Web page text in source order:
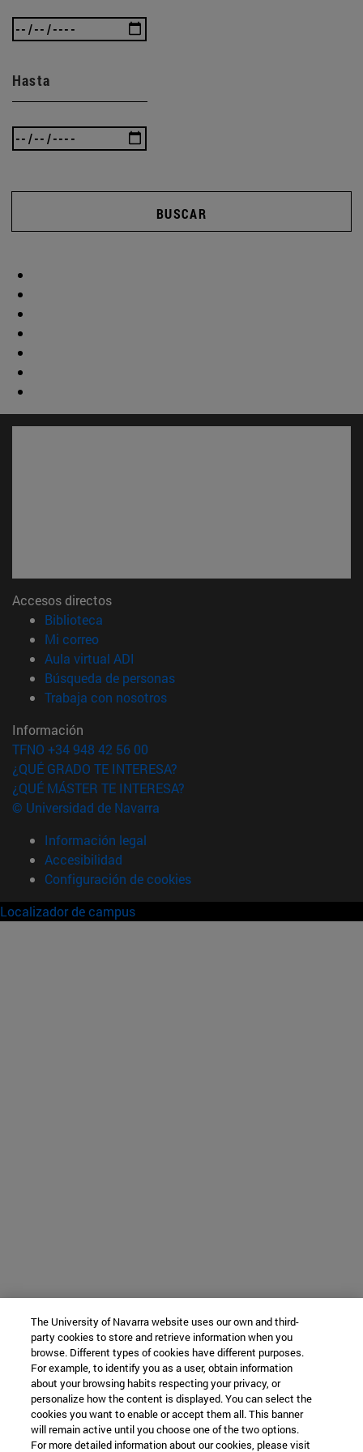
Hasta
BUSCAR
Accesos directos
Biblioteca
Mi correo(abre en nueva ventana)
Aula virtual ADI
Búsqueda de personas(abre en nueva ventana)
Trabaja con nosotros(abre en nueva ventana)
Información
TFNO +34 948 42 56 00
¿QUÉ GRADO TE INTERESA?
¿QUÉ MÁSTER TE INTERESA?
© Universidad de Navarra
Información legal
Accesibilidad
Configuración de cookies
Localizador de campus
The University of Navarra website uses our own and third-
party cookies to store and retrieve information when you
browse. Different types of cookies have different purposes.
For example, to identify you as a user, obtain information
about your browsing habits respecting your privacy, or
personalize how the content is displayed. You can select the
cookies you want to enable or accept them all. This banner
will remain active until you choose one of the two options.
For more detailed information about our cookies, please visit